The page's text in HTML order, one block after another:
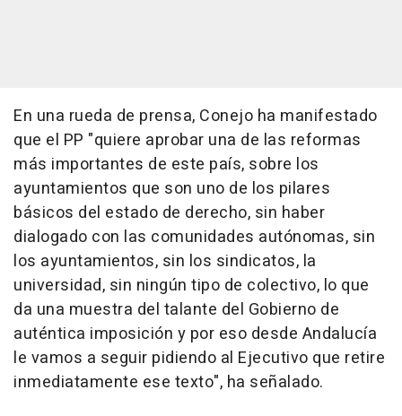
En una rueda de prensa, Conejo ha manifestado
que el PP "quiere aprobar una de las reformas
más importantes de este país, sobre los
ayuntamientos que son uno de los pilares
básicos del estado de derecho, sin haber
dialogado con las comunidades autónomas, sin
los ayuntamientos, sin los sindicatos, la
universidad, sin ningún tipo de colectivo, lo que
da una muestra del talante del Gobierno de
auténtica imposición y por eso desde Andalucía
le vamos a seguir pidiendo al Ejecutivo que retire
inmediatamente ese texto", ha señalado.